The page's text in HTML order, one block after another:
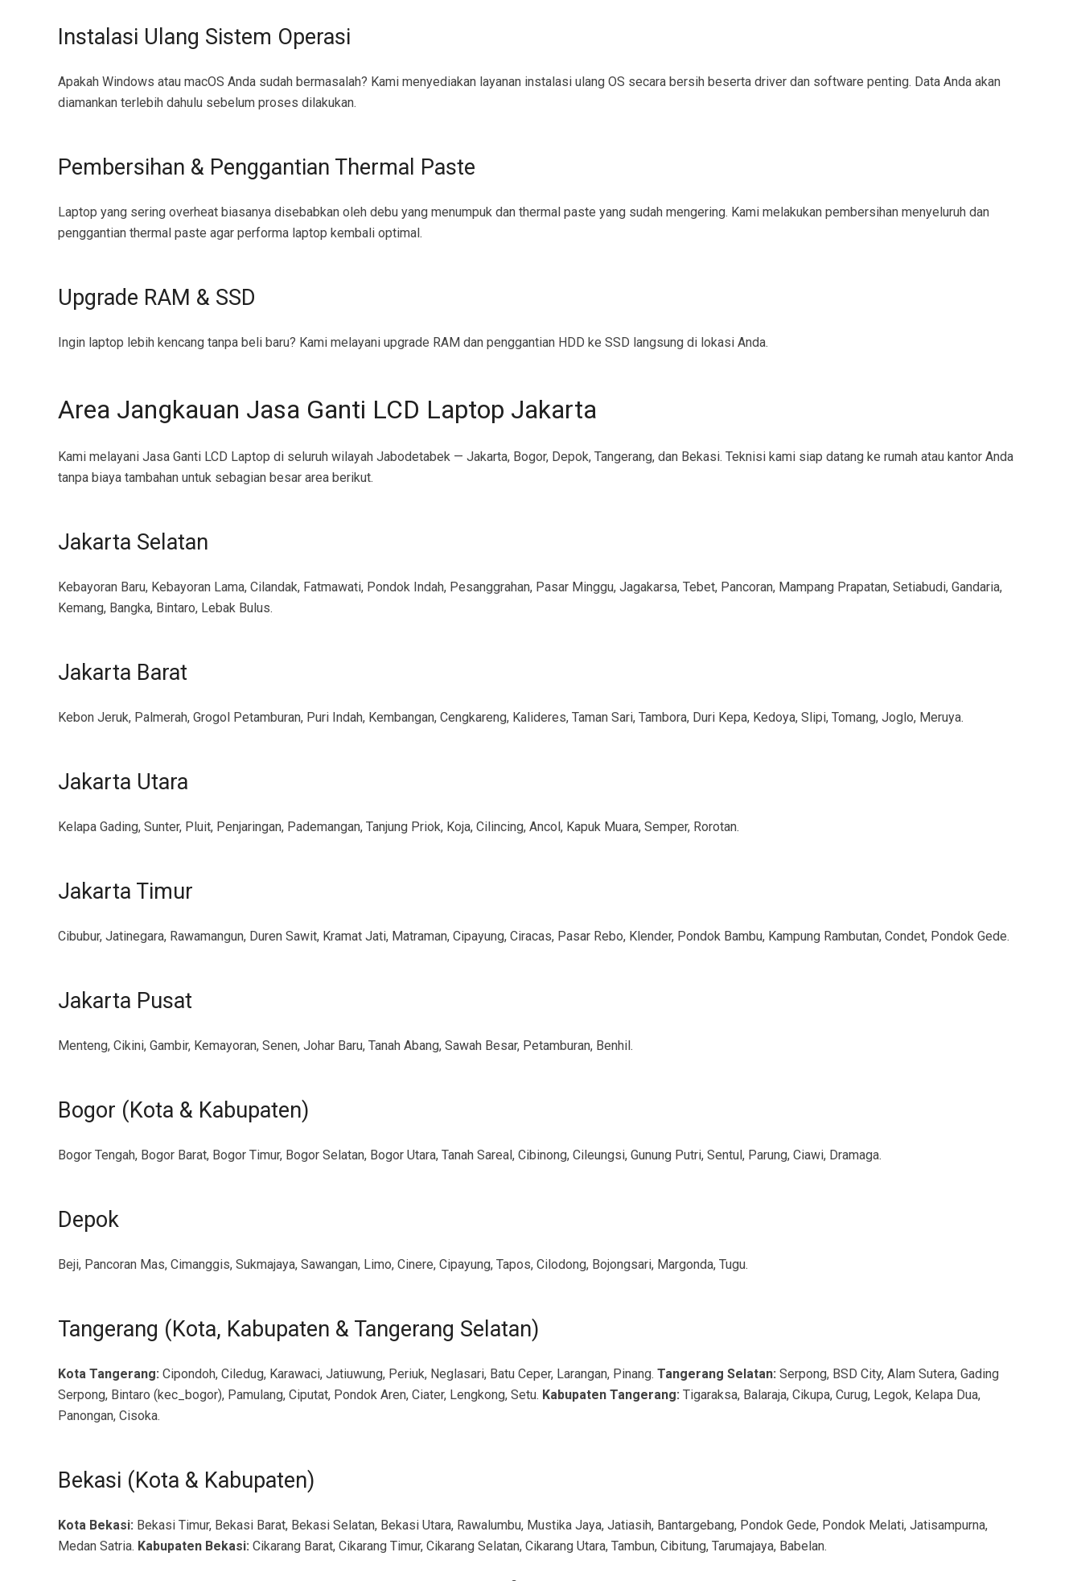
Instalasi Ulang Sistem Operasi
Apakah Windows atau macOS Anda sudah bermasalah? Kami menyediakan layanan instalasi ulang OS secara bersih beserta driver dan software penting. Data Anda akan
diamankan terlebih dahulu sebelum proses dilakukan.
Pembersihan & Penggantian Thermal Paste
Laptop yang sering overheat biasanya disebabkan oleh debu yang menumpuk dan thermal paste yang sudah mengering. Kami melakukan pembersihan menyeluruh dan
penggantian thermal paste agar performa laptop kembali optimal.
Upgrade RAM & SSD
Ingin laptop lebih kencang tanpa beli baru? Kami melayani upgrade RAM dan penggantian HDD ke SSD langsung di lokasi Anda.
Area Jangkauan Jasa Ganti LCD Laptop Jakarta
Kami melayani Jasa Ganti LCD Laptop di seluruh wilayah Jabodetabek — Jakarta, Bogor, Depok, Tangerang, dan Bekasi. Teknisi kami siap datang ke rumah atau kantor Anda
tanpa biaya tambahan untuk sebagian besar area berikut.
Jakarta Selatan
Kebayoran Baru, Kebayoran Lama, Cilandak, Fatmawati, Pondok Indah, Pesanggrahan, Pasar Minggu, Jagakarsa, Tebet, Pancoran, Mampang Prapatan, Setiabudi, Gandaria,
Kemang, Bangka, Bintaro, Lebak Bulus.
Jakarta Barat
Kebon Jeruk, Palmerah, Grogol Petamburan, Puri Indah, Kembangan, Cengkareng, Kalideres, Taman Sari, Tambora, Duri Kepa, Kedoya, Slipi, Tomang, Joglo, Meruya.
Jakarta Utara
Kelapa Gading, Sunter, Pluit, Penjaringan, Pademangan, Tanjung Priok, Koja, Cilincing, Ancol, Kapuk Muara, Semper, Rorotan.
Jakarta Timur
Cibubur, Jatinegara, Rawamangun, Duren Sawit, Kramat Jati, Matraman, Cipayung, Ciracas, Pasar Rebo, Klender, Pondok Bambu, Kampung Rambutan, Condet, Pondok Gede.
Jakarta Pusat
Menteng, Cikini, Gambir, Kemayoran, Senen, Johar Baru, Tanah Abang, Sawah Besar, Petamburan, Benhil.
Bogor (Kota & Kabupaten)
Bogor Tengah, Bogor Barat, Bogor Timur, Bogor Selatan, Bogor Utara, Tanah Sareal, Cibinong, Cileungsi, Gunung Putri, Sentul, Parung, Ciawi, Dramaga.
Depok
Beji, Pancoran Mas, Cimanggis, Sukmajaya, Sawangan, Limo, Cinere, Cipayung, Tapos, Cilodong, Bojongsari, Margonda, Tugu.
Tangerang (Kota, Kabupaten & Tangerang Selatan)
Kota Tangerang: Cipondoh, Ciledug, Karawaci, Jatiuwung, Periuk, Neglasari, Batu Ceper, Larangan, Pinang. Tangerang Selatan: Serpong, BSD City, Alam Sutera, Gading
Serpong, Bintaro (kec_bogor), Pamulang, Ciputat, Pondok Aren, Ciater, Lengkong, Setu. Kabupaten Tangerang: Tigaraksa, Balaraja, Cikupa, Curug, Legok, Kelapa Dua,
Panongan, Cisoka.
Bekasi (Kota & Kabupaten)
Kota Bekasi: Bekasi Timur, Bekasi Barat, Bekasi Selatan, Bekasi Utara, Rawalumbu, Mustika Jaya, Jatiasih, Bantargebang, Pondok Gede, Pondok Melati, Jatisampurna,
Medan Satria. Kabupaten Bekasi: Cikarang Barat, Cikarang Timur, Cikarang Selatan, Cikarang Utara, Tambun, Cibitung, Tarumajaya, Babelan.